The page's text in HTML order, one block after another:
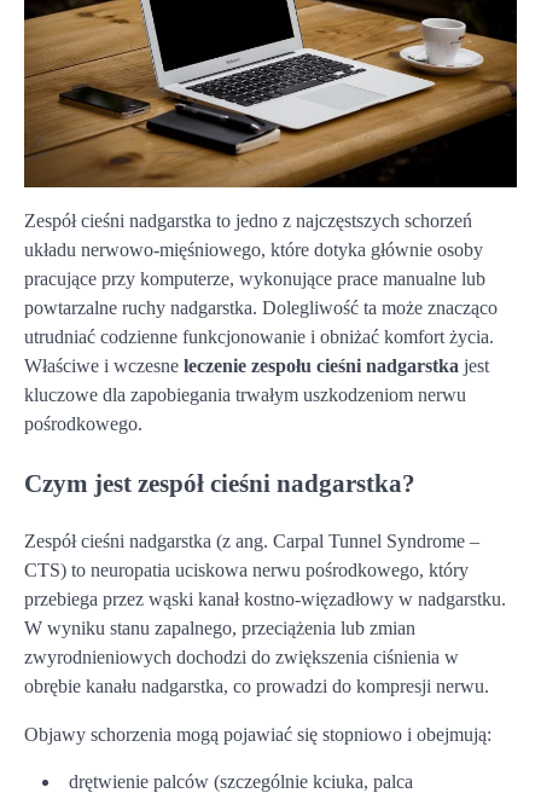
Zespół cieśni nadgarstka to jedno z najczęstszych schorzeń
układu nerwowo-mięśniowego, które dotyka głównie osoby
pracujące przy komputerze, wykonujące prace manualne lub
powtarzalne ruchy nadgarstka. Dolegliwość ta może znacząco
utrudniać codzienne funkcjonowanie i obniżać komfort życia.
Właściwe i wczesne leczenie zespołu cieśni nadgarstka jest
kluczowe dla zapobiegania trwałym uszkodzeniom nerwu
pośrodkowego.
Czym jest zespół cieśni nadgarstka?
Zespół cieśni nadgarstka (z ang. Carpal Tunnel Syndrome –
CTS) to neuropatia uciskowa nerwu pośrodkowego, który
przebiega przez wąski kanał kostno-więzadłowy w nadgarstku.
W wyniku stanu zapalnego, przeciążenia lub zmian
zwyrodnieniowych dochodzi do zwiększenia ciśnienia w
obrębie kanału nadgarstka, co prowadzi do kompresji nerwu.
Objawy schorzenia mogą pojawiać się stopniowo i obejmują:
drętwienie palców (szczególnie kciuka, palca